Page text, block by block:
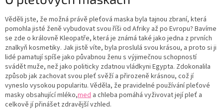
Věděli jste, že možná právě pleťová maska byla tajnou zbraní, která
pomohla jisté ženě vybudovat svou říši od Afriky až po Evropu? Bavíme
se zde o královně Kleopatře, která je známá také jako jedna z prvních
znalkyň kosmetiky. Jak jistě víte, byla proslulá svou krásou, a proto si ji
lidé pamatují spíše jako půvabnou ženu s výjimečnou schopností
svádět muže, než jako politicky zdatnou vládkyni Egypta. Zdokonalila
způsob jak zachovat svou pleť svěží a přirozeně krásnou, což jí
vyneslo vysokou popularitu. Věděla, že pravidelné používání pleťové
masky obsahující mléko,med a chleba pomáhá vyživovat její pleť a
celkově jí přinášet zdravější vzhled.